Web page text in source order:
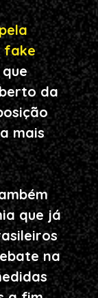
fake
da
mais
que já
na